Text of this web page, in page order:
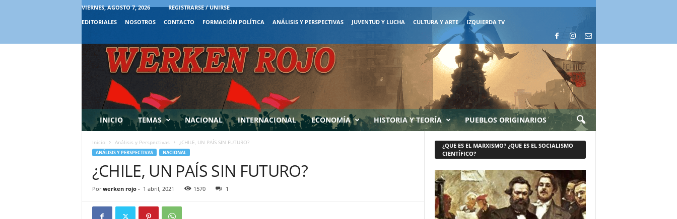
VIERNES, AGOSTO 7, 2026
REGISTRARSE / UNIRSE
EDITORIALES
NOSOTROS CONTACTO FORMACIÓN POLÍTICA ANÁLISIS Y PERSPECTIVAS JUVENTUD Y LUCHA CULTURA Y ARTE IZQUIERDA TV
INICIO TEMAS NACIONAL INTERNACIONAL ECONOMÍA HISTORIA Y TEORÍA PUEBLOS ORIGINARIOS
Inicio Análisis y Perspectivas ¿CHILE, UN PAÍS SIN FUTURO?
ANÁLISIS Y PERSPECTIVAS NACIONAL
¿CHILE, UN PAÍS SIN FUTURO?
Por werken rojo- 1 abril, 2021 1570 1
¿QUE ES EL MARXISMO? ¿QUE ES EL SOCIALISMO
CIENTÍFICO?